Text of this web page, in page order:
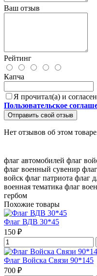
Ваш отзыв
Рейтинг
Капча
Я прочитал(а) и
Пользовательское
Отправить свой отзыв
Нет отзывов об этом
флаг автомобилей флаг
флаг военный сувенир
войск флаг патриота флаг
военная тематика флаг
гербом
Похожие товары
Флаг ВДВ 30*45
150 ₽
Флаг Войска Связи 90*145
700 ₽